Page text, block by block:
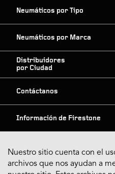
Neumáticos por Tipo
Neumáticos por Marca
Distribuidores
por Ciudad
Contáctanos
Información de Firestone
Síguenos
Nuestro sitio cuenta con el
archivos que nos ayudan a